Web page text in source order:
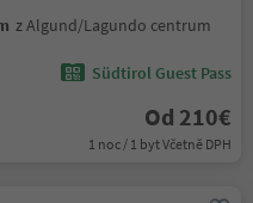
z Algund/Lagundo centrum
Südtirol Guest Pass
Od 210€
1 noc / 1 byt Včetně DPH